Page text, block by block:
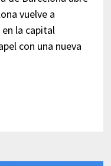
vuelve a
la capital
con una nueva